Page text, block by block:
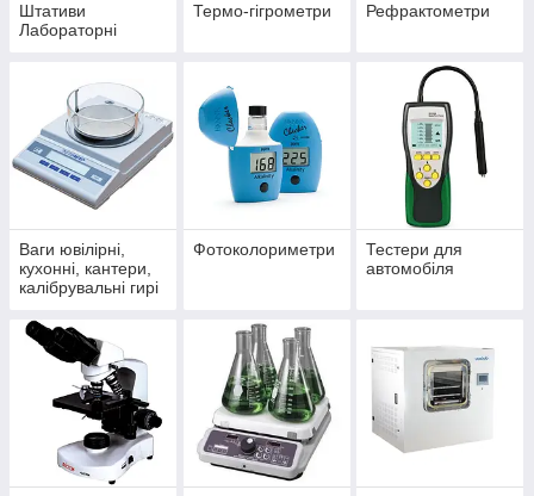
Штативи
Лабораторні
Термо-гігрометри Рефрактометри
Ваги ювілірні,
кухонні, кантери,
калібрувальні гирі
Фотоколориметри
Тестери для
автомобіля